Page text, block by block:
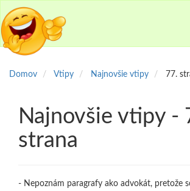
Domov Vtipy Najnovšie vtipy 77.
Najnovšie vtipy -
strana
- Nepoznám paragrafy ako advokát, pretože